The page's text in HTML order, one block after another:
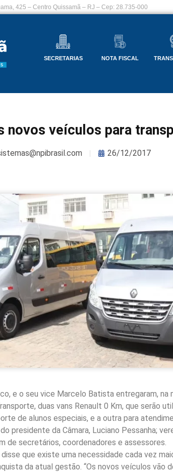
425 – Centro Quissamã – RJ – Cep: 28.735-000
SECRETARIAS NOTA FISCAL
novos veículos para
26/12/2017
e o seu vice Marcelo Batista entregaram, na
duas vans Renault 0 Km, que serão
de alunos especiais, e a outra para
presidente da Câmara, Luciano Pessanha;
de secretários, coordenadores e assessores.
que existe uma necessidade cada vez
da atual gestão. “Os novos veículos vão